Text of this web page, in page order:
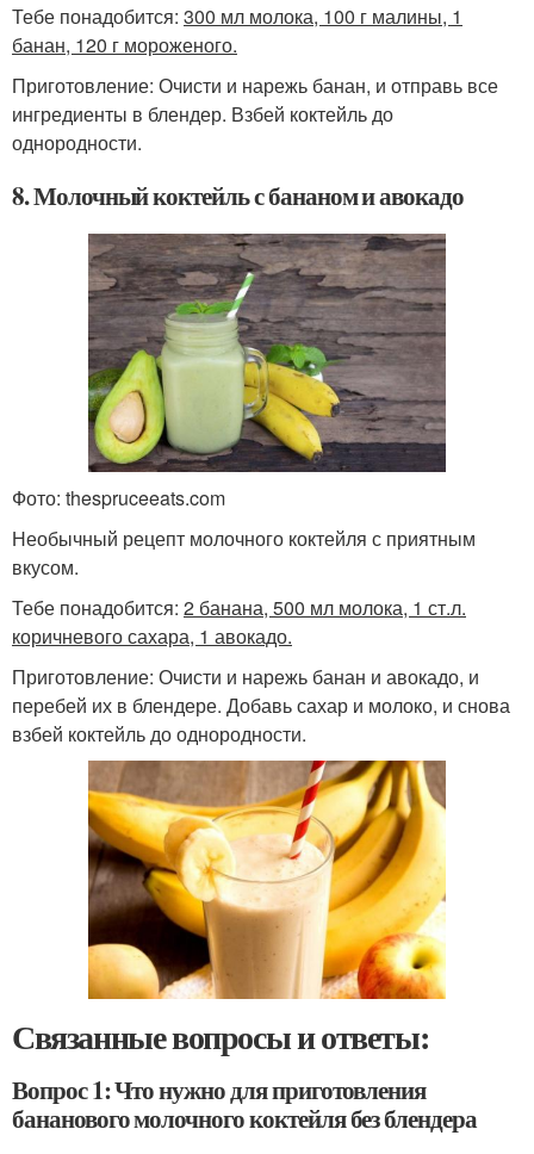
Тебе понадобится: 300 мл молока, 100 г малины, 1
банан, 120 г мороженого.
Приготовление: Очисти и нарежь банан, и отправь все
ингредиенты в блендер. Взбей коктейль до
однородности.
8. Молочный коктейль с бананом и авокадо
Фото: thespruceeats.com
Необычный рецепт молочного коктейля с приятным
вкусом.
Тебе понадобится: 2 банана, 500 мл молока, 1 ст.л.
коричневого сахара, 1 авокадо.
Приготовление: Очисти и нарежь банан и авокадо, и
перебей их в блендере. Добавь сахар и молоко, и снова
взбей коктейль до однородности.
Связанные вопросы и ответы:
Вопрос 1: Что нужно для приготовления
бананового молочного коктейля без блендера